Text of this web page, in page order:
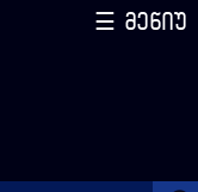
☰ მენიუ